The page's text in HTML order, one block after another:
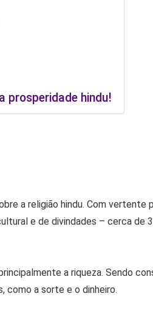
prosperidade hindu!
a religião hindu. Com vertente
e de divindades – cerca de
a riqueza. Sendo
como a sorte e o dinheiro.